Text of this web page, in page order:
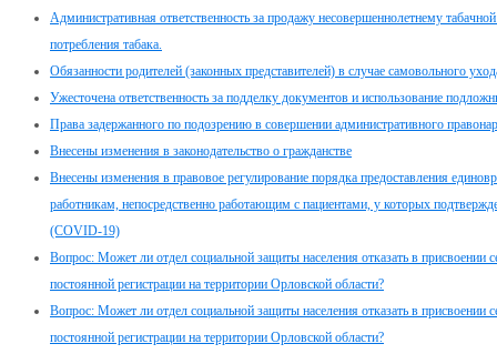
Административная ответственность за продажу несовершеннолетнему
потребления табака.
Обязанности родителей (законных представителей) в случае самовольного
Ужесточена ответственность за подделку документов и использование
Права задержанного по подозрению в совершении административного
Внесены изменения в законодательство о гражданстве
Внесены изменения в правовое регулирование порядка предоставления
работникам, непосредственно работающим с пациентами, у которых
(COVID-19)
Вопрос: Может ли отдел социальной защиты населения отказать в присвоении
постоянной регистрации на территории Орловской области?
Вопрос: Может ли отдел социальной защиты населения отказать в присвоении
постоянной регистрации на территории Орловской области?